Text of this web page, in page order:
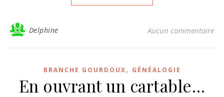
Delphine Aucun commentaire
BRANCHE GOURDOUX, GÉNÉALOGIE
En ouvrant un cartable…